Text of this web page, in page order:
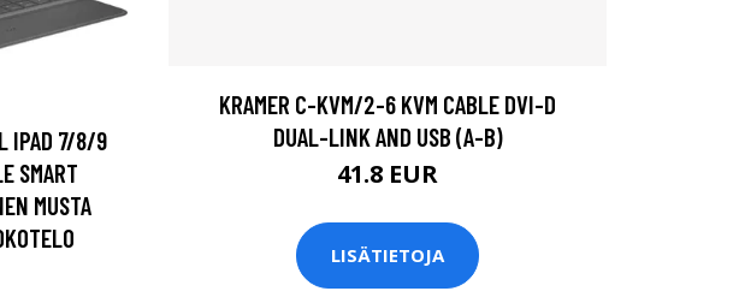
IPAD 7/8/9
SMART
MUSTA
KRAMER C-KVM/2-6 KVM CABLE DVI-D
DUAL-LINK AND USB (A-B)
41.8 EUR
LISÄTIETOJA